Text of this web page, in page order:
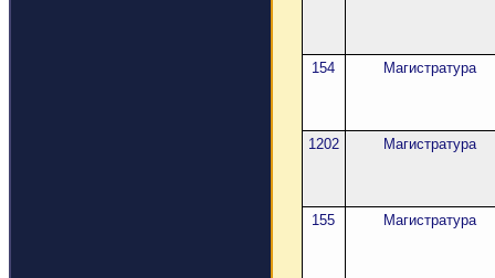
154 Магистратура
1202 Магистратура
155 Магистратура